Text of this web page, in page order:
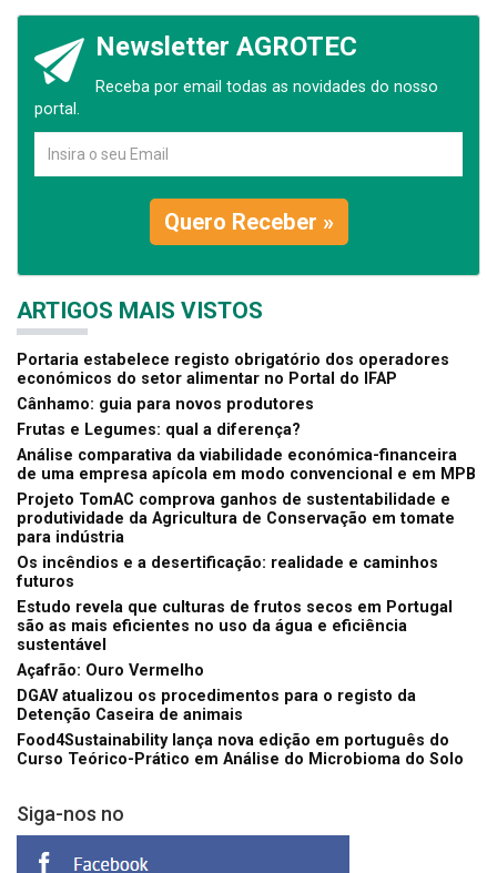
Newsletter AGROTEC
Receba por email todas as novidades do nosso
portal.
Quero Receber »
ARTIGOS MAIS VISTOS
Portaria estabelece registo obrigatório dos operadores
económicos do setor alimentar no Portal do IFAP
Cânhamo: guia para novos produtores
Frutas e Legumes: qual a diferença?
Análise comparativa da viabilidade económica-financeira
de uma empresa apícola em modo convencional e em MPB
Projeto TomAC comprova ganhos de sustentabilidade e
produtividade da Agricultura de Conservação em tomate
para indústria
Os incêndios e a desertificação: realidade e caminhos
futuros
Estudo revela que culturas de frutos secos em Portugal
são as mais eficientes no uso da água e eficiência
sustentável
Açafrão: Ouro Vermelho
DGAV atualizou os procedimentos para o registo da
Detenção Caseira de animais
Food4Sustainability lança nova edição em português do
Curso Teórico-Prático em Análise do Microbioma do Solo
Siga-nos no